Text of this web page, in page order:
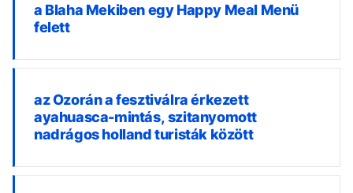
a Blaha Mekiben egy Happy Meal Menü
felett
az Ozorán a fesztiválra érkezett
ayahuasca-mintás, szitanyomott
nadrágos holland turisták között